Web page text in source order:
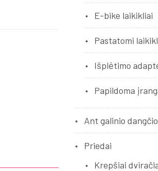
E-bike laikikliai
Pastatomi
Išplėtimo
Papildoma
Ant galinio dangčio
Priedai
Krepšiai